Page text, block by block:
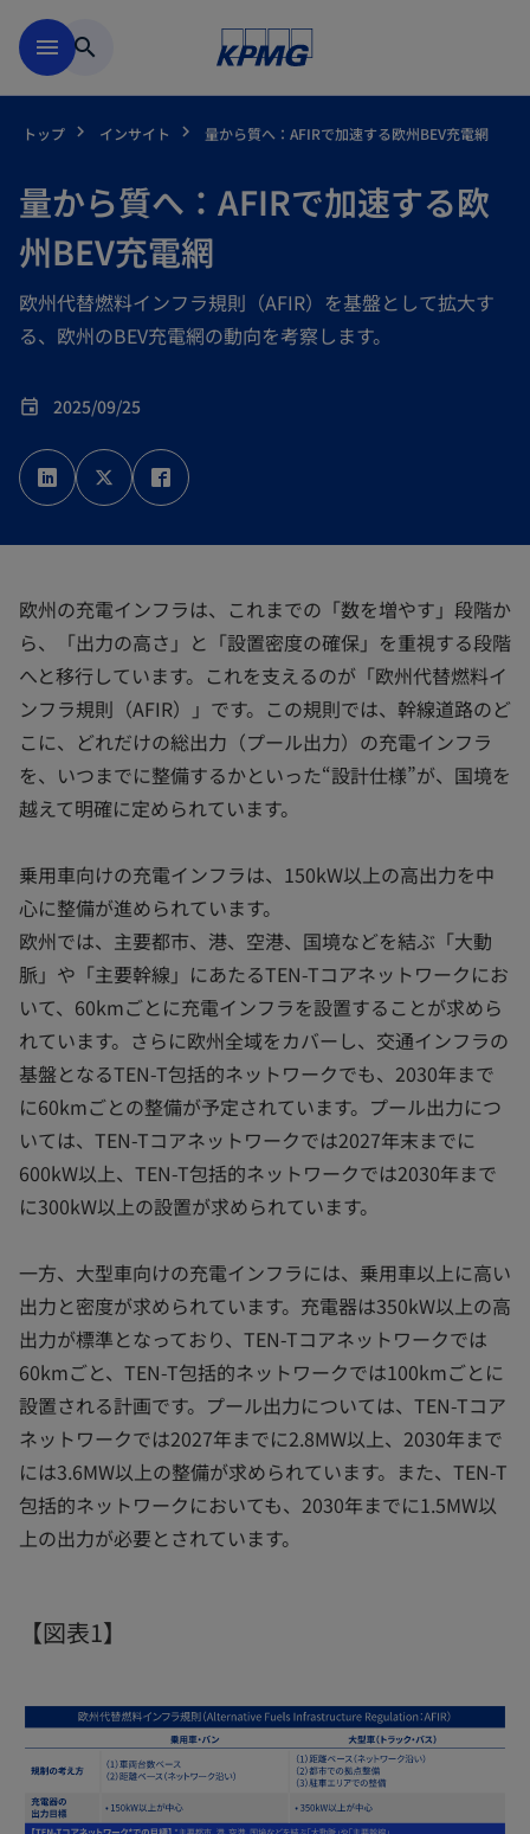
menu search
トップ インサイト 量から質へ：AFIRで加速する欧州BEV充電網
量から質へ：AFIRで加速する欧
州BEV充電網
欧州代替燃料インフラ規則（AFIR）を基盤として拡大す
る、欧州のBEV充電網の動向を考察します。
event 2025/09/25
新
し
い
タ
新
し
い
タ
し
い
欧州の充電インフラは、これまでの「数を増やす」段階か
ら、「出力の高さ」と「設置密度の確保」を重視する段階
へと移行しています。これを支えるのが「欧州代替燃料イ
ンフラ規則（AFIR）」です。この規則では、幹線道路のど
こに、どれだけの総出力（プール出力）の充電インフラ
を、いつまでに整備するかといった“設計仕様”が、国境を
越えて明確に定められています。
乗用車向けの充電インフラは、150kW以上の高出力を中
心に整備が進められています。
欧州では、主要都市、港、空港、国境などを結ぶ「大動
脈」や「主要幹線」にあたるTEN-Tコアネットワークにお
いて、60kmごとに充電インフラを設置することが求めら
れています。さらに欧州全域をカバーし、交通インフラの
基盤となるTEN-T包括的ネットワークでも、2030年まで
に60kmごとの整備が予定されています。プール出力につ
いては、TEN-Tコアネットワークでは2027年末までに
600kW以上、TEN-T包括的ネットワークでは2030年まで
に300kW以上の設置が求められています。
一方、大型車向けの充電インフラには、乗用車以上に高い
出力と密度が求められています。充電器は350kW以上の高
出力が標準となっており、TEN-Tコアネットワークでは
60kmごと、TEN-T包括的ネットワークでは100kmごとに
設置される計画です。プール出力については、TEN-Tコア
ネットワークでは2027年までに2.8MW以上、2030年まで
には3.6MW以上の整備が求められています。また、TEN-T
包括的ネットワークにおいても、2030年までに1.5MW以
上の出力が必要とされています。
【図表1】